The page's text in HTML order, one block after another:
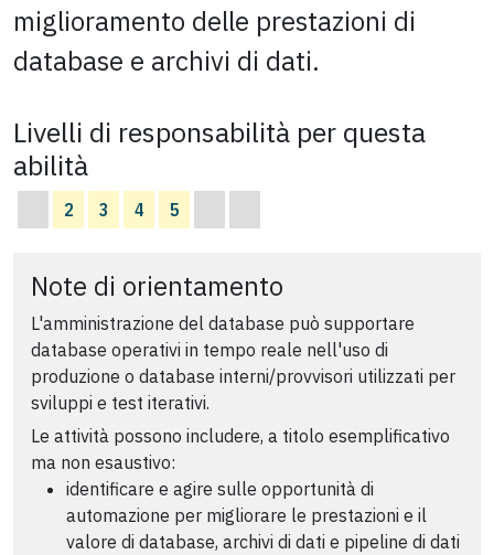
miglioramento delle prestazioni di
database e archivi di dati.
Livelli di responsabilità per questa
abilità
2 3 4 5
Note di orientamento
L'amministrazione del database può supportare
database operativi in tempo reale nell'uso di
produzione o database interni/provvisori utilizzati per
sviluppi e test iterativi.
Le attività possono includere, a titolo esemplificativo
ma non esaustivo:
identificare e agire sulle opportunità di
automazione per migliorare le prestazioni e il
valore di database, archivi di dati e pipeline di dati